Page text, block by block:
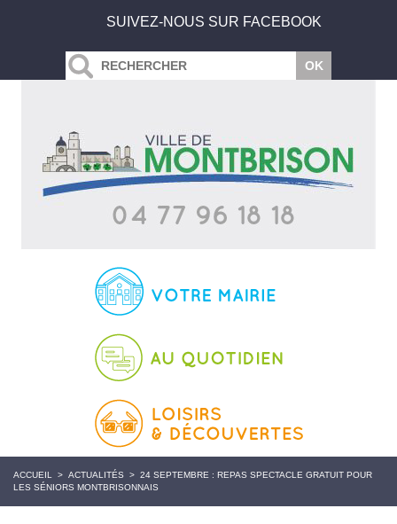
SUIVEZ-NOUS SUR FACEBOOK
ACCUEIL > ACTUALITÉS > 24 SEPTEMBRE : REPAS SPECTACLE GRATUIT POUR
LES SÉNIORS MONTBRISONNAIS